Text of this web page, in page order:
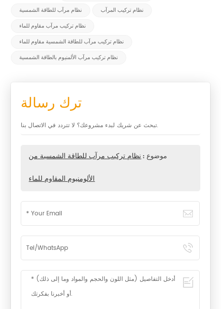
نظام مرآب للطاقة الشمسية
نظام تركيب المرآب
نظام تركيب مرآب مقاوم للماء
نظام تركيب مرآب للطاقة الشمسية مقاوم للماء
نظام تركيب مرآب الألمنيوم بالطاقة الشمسية
ترك رسالة
تبحث عن شريك لبدء مشروعك؟ لا تتردد في الاتصال بنا.
موضوع : نظام تركيب مرآب للطاقة الشمسية من
الألومنيوم المقاوم للماء